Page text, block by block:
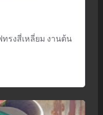
รงสี่เหลี่ยม งานต้น